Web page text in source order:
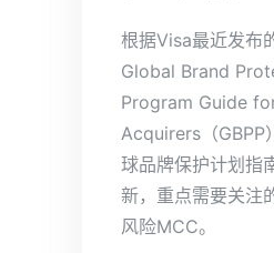
根据Visa最近发布
Global Brand
Program Guide
Acquirers（GBPP
球品牌保护计划指
新，重点需要关注
风险MCC。